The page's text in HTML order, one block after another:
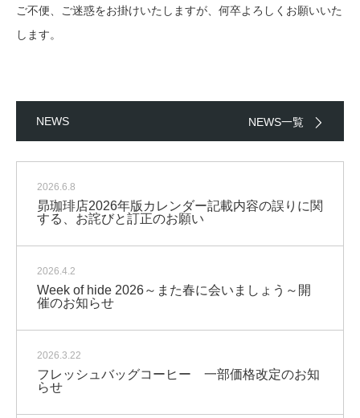
ご不便、ご迷惑をお掛けいたしますが、何卒よろしくお願いいた
します。
NEWS NEWS一覧
2026.6.8
昴珈琲店2026年版カレンダー記載内容の誤りに関
する、お詫びと訂正のお願い
2026.4.2
Week of hide 2026～また春に会いましょう～開
催のお知らせ
2026.3.22
フレッシュバッグコーヒー 一部価格改定のお知
らせ